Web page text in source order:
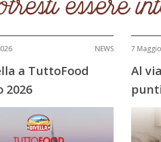
essere
NEWS
a TuttoFood
2026
7
Al